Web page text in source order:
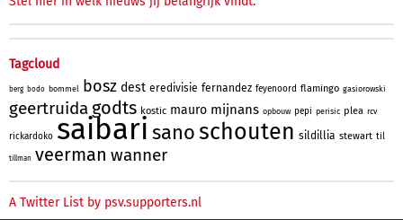
Tagcloud
berg bodo bommel bosz dest eredivisie fernandez feyenoord flamingo gasiorowski
geertruida godts kostic mauro mijnans opbouw pepi perisic plea rcv
rickardoko saibari sanoschouten sildillia stewart til
tillman veerman wanner
A Twitter List by psv.supporters.nl